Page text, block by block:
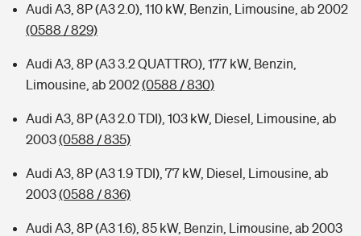
Audi A3, 8P (A3 2.0), 110 kW, Benzin, Limousine, ab 2002
(0588 / 829)
Audi A3, 8P (A3 3.2 QUATTRO), 177 kW, Benzin,
Limousine, ab 2002(0588 / 830)
Audi A3, 8P (A3 2.0 TDI), 103 kW, Diesel, Limousine, ab
2003(0588 / 835)
Audi A3, 8P (A3 1.9 TDI), 77 kW, Diesel, Limousine, ab
2003(0588 / 836)
Audi A3, 8P (A3 1.6), 85 kW, Benzin, Limousine, ab 2003